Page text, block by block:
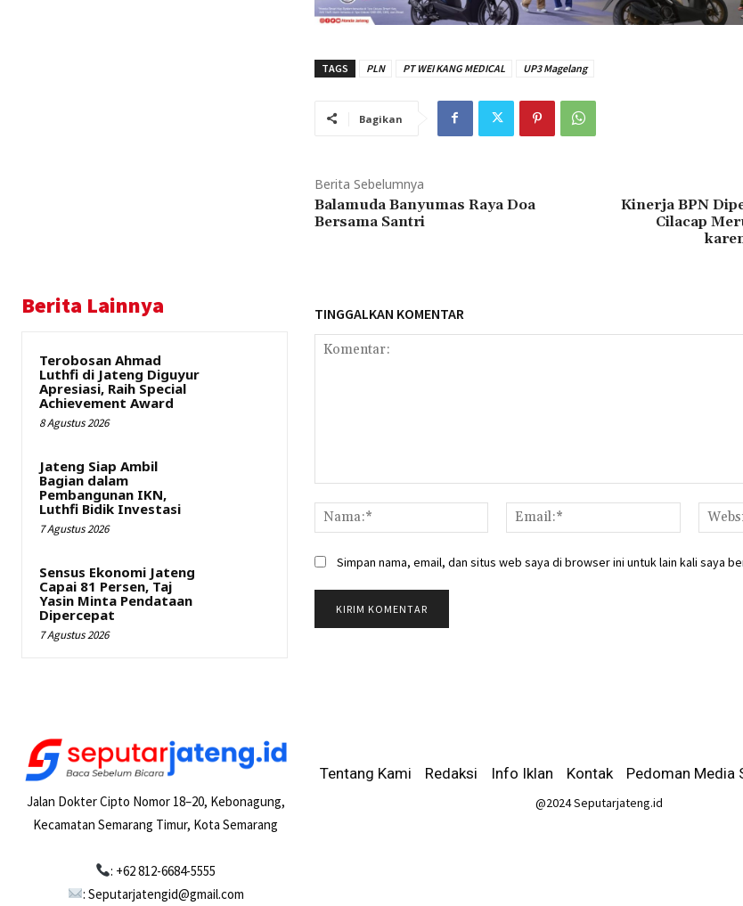
TAGS PLN PT WEI KANG MEDICAL UP3 Magelang
Bagikan
Berita Sebelumnya
Balamuda Banyumas Raya Doa
Bersama Santri
Kinerja BPN
Cilacap
Berita Lainnya
Terobosan Ahmad
Luthfi di Jateng Diguyur
Apresiasi, Raih Special
Achievement Award
8 Agustus 2026
Jateng Siap Ambil
Bagian dalam
Pembangunan IKN,
Luthfi Bidik Investasi
7 Agustus 2026
Sensus Ekonomi Jateng
Capai 81 Persen, Taj
Yasin Minta Pendataan
Dipercepat
7 Agustus 2026
TINGGALKAN KOMENTAR
Nama:*
Email:*
Simpan nama, email, dan situs web saya di browser ini untuk lain kali saya
Jalan Dokter Cipto Nomor 18–20, Kebonagung,
Kecamatan Semarang Timur, Kota Semarang
: +62 812-6684-5555
: Seputarjatengid@gmail.com
Tentang Kami Redaksi Info Iklan Kontak Pedoman Media
@2024 Seputarjateng.id